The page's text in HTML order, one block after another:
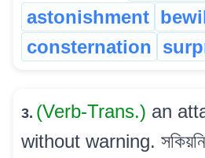
astonishment
consternation
3. (Verb-Trans.) an
without warning. সকিয়নি